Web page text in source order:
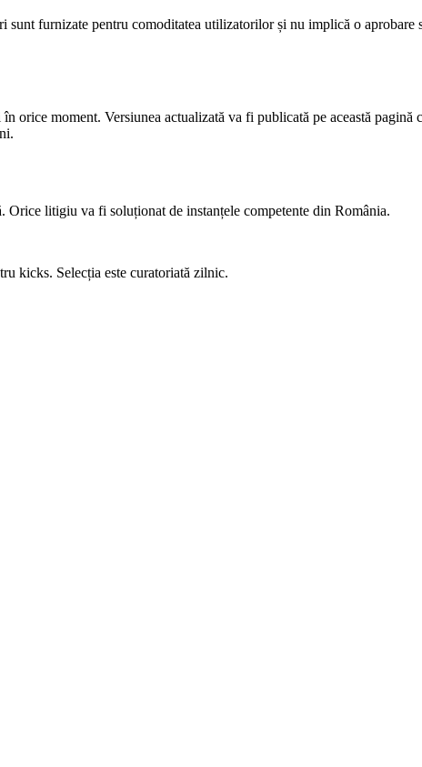
furnizate pentru comoditatea utilizatorilor și nu implică o aprobare
orice moment. Versiunea actualizată va fi publicată pe această
litigiu va fi soluționat de instanțele competente din România.
kicks. Selecția este curatoriată zilnic.